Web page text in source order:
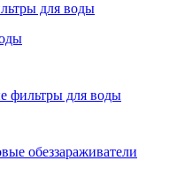
для воды
фильтры для воды
обеззараживатели